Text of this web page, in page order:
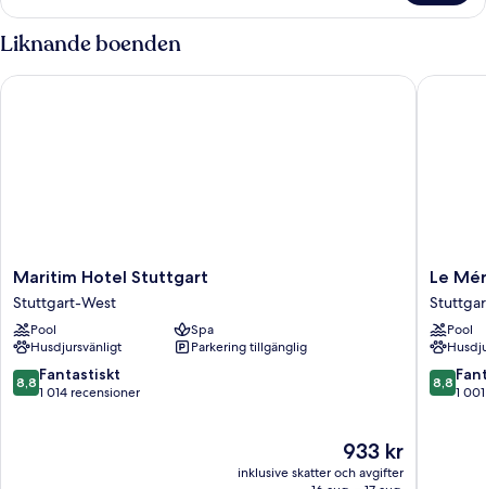
Single
Room
Liknande boenden
Maritim
Hotel
Stuttgart
Stuttgart-
West
Maritim Hotel Stuttgart
Stuttgart-West
Pool
Spa
Husdjursvänligt
Parkering tillgänglig
8.8
av
8,8 Fantastiskt
1 014 recensioner
Priset
är
933 kr
inklusive skatter och avgifter
Maritim Hotel Stuttgart
Le
Mitte
Le
Pool
8.8
av
8,8
1
Le